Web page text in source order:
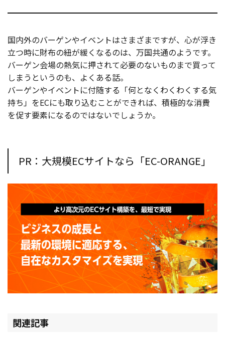
国内外のバーゲンやイベントはさまざまですが、心が浮き
立つ時に財布の紐が緩くなるのは、万国共通のようです。
バーゲン会場の熱気に押されて必要のないものまで買って
しまうというのも、よくある話。
バーゲンやイベントに付随する「何となくわくわくする気
持ち」をECにも取り込むことができれば、積極的な消費
を促す要素になるのではないでしょうか。
PR：大規模ECサイトなら「EC-ORANGE」
関連記事